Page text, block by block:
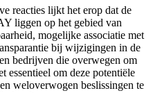
reacties lijkt het erop dat de
liggen op het gebied van
mogelijke associatie met
bij wijzigingen in de
bedrijven die overwegen om
essentieel om deze potentiële
weloverwogen beslissingen te